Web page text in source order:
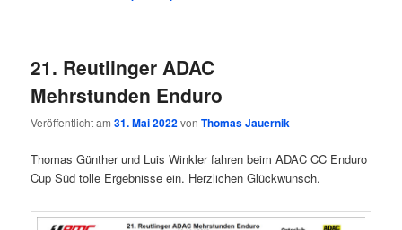
21. Reutlinger ADAC
Mehrstunden Enduro
Veröffentlicht am31. Mai 2022vonThomas Jauernik
Thomas Günther und Luis Winkler fahren beim ADAC CC Enduro
Cup Süd tolle Ergebnisse ein. Herzlichen Glückwunsch.